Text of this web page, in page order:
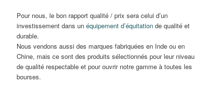
Pour nous, le bon rapport qualité / prix sera celui d’un
investissement dans unéquipement d’équitation de qualité et
durable.
Nous vendons aussi des marques fabriquées en Inde ou en
Chine, mais ce sont des produits sélectionnés pour leur niveau
de qualité respectable et pour ouvrir notre gamme à toutes les
bourses.